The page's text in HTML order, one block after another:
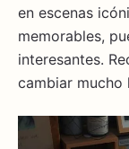
en escenas
memorables,
interesantes.
cambiar mucho